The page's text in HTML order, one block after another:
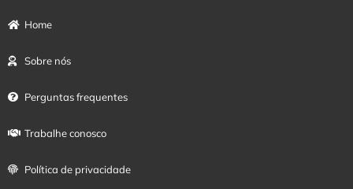
Home
Sobre nós
Perguntas frequentes
Trabalhe conosco
Política de privacidade